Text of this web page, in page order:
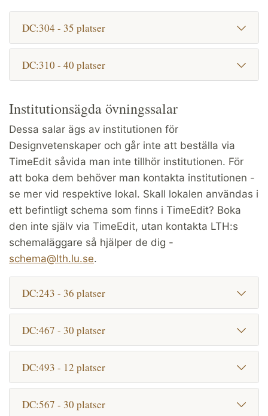
DC:304 - 35 platser
DC:310 - 40 platser
Institutionsägda övningssalar
Dessa salar ägs av institutionen för
Designvetenskaper och går inte att beställa via
TimeEdit såvida man inte tillhör institutionen. För
att boka dem behöver man kontakta institutionen -
se mer vid respektive lokal. Skall lokalen användas i
ett befintligt schema som finns i TimeEdit? Boka
den inte själv via TimeEdit, utan kontakta LTH:s
schemaläggare så hjälper de dig -
schema@lth.lu.se.
DC:243 - 36 platser
DC:467 - 30 platser
DC:493 - 12 platser
DC:567 - 30 platser